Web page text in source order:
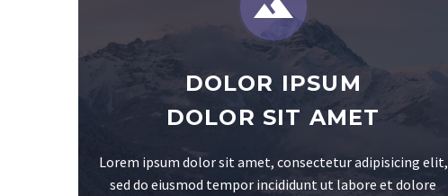
DOLOR IPSUM
DOLOR SIT AMET
Lorem ipsum dolor sit amet, consectetur adipisicing elit,
sed do eiusmod tempor incididunt ut labore et dolore